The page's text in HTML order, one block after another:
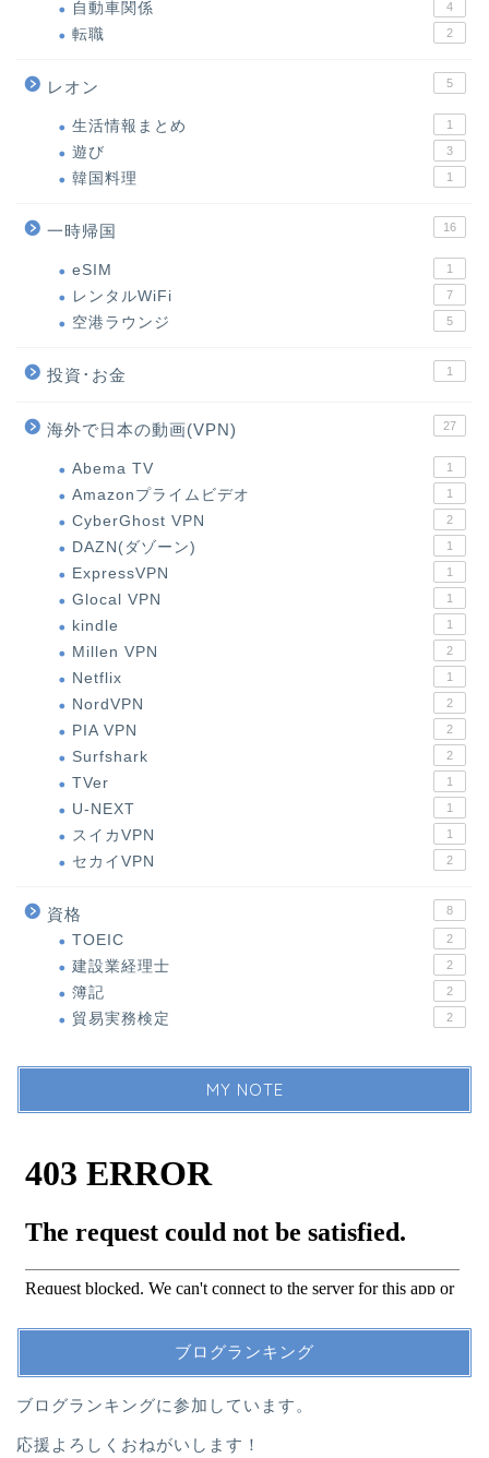
自動車関係 4
転職 2
レオン 5
生活情報まとめ 1
遊び 3
韓国料理 1
一時帰国 16
eSIM 1
レンタルWiFi 7
空港ラウンジ 5
投資･お金 1
海外で日本の動画(VPN) 27
Abema TV 1
Amazonプライムビデオ 1
CyberGhost VPN 2
DAZN(ダゾーン) 1
ExpressVPN 1
Glocal VPN 1
kindle 1
Millen VPN 2
Netflix 1
NordVPN 2
PIA VPN 2
Surfshark 2
TVer 1
U-NEXT 1
スイカVPN 1
セカイVPN 2
資格 8
TOEIC 2
建設業経理士 2
簿記 2
貿易実務検定 2
MY NOTE
ブログランキング
ブログランキングに参加しています。
応援よろしくおねがいします！